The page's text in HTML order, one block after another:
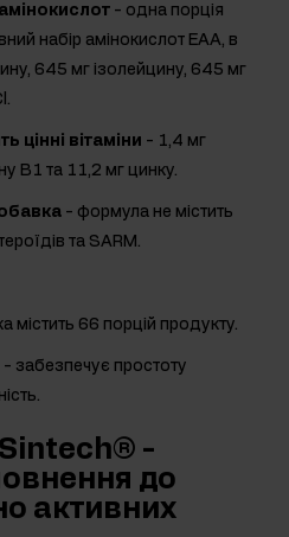
- одна порція
набір амінокислот EAA, в
645 мг ізолейцину, 645 мг
цінні вітаміни - 1,4 мг
B1 та 11,2 мг цинку.
- формула не містить
та SARM.
містить 66 порцій продукту.
- забезпечує простоту
-
до
активних